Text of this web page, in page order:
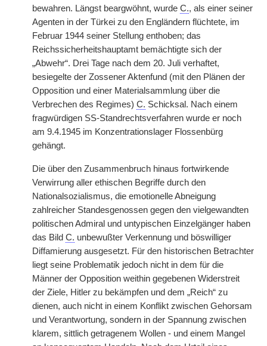
bewahren. Längst beargwöhnt, wurde C., als einer seiner
Agenten in der Türkei zu den Engländern flüchtete, im
Februar 1944 seiner Stellung enthoben; das
Reichssicherheitshauptamt bemächtigte sich der
„Abwehr“. Drei Tage nach dem 20. Juli verhaftet,
besiegelte der Zossener Aktenfund (mit den Plänen der
Opposition und einer Materialsammlung über die
Verbrechen des Regimes) C. Schicksal. Nach einem
fragwürdigen SS-Standrechtsverfahren wurde er noch
am 9.4.1945 im Konzentrationslager Flossenbürg
gehängt.
Die über den Zusammenbruch hinaus fortwirkende
Verwirrung aller ethischen Begriffe durch den
Nationalsozialismus, die emotionelle Abneigung
zahlreicher Standesgenossen gegen den vielgewandten
politischen Admiral und untypischen Einzelgänger haben
das Bild C. unbewußter Verkennung und böswilliger
Diffamierung ausgesetzt. Für den historischen Betrachter
liegt seine Problematik jedoch nicht in dem für die
Männer der Opposition weithin gegebenen Widerstreit
der Ziele, Hitler zu bekämpfen und dem „Reich“ zu
dienen, auch nicht in einem Konflikt zwischen Gehorsam
und Verantwortung, sondern in der Spannung zwischen
klarem, sittlich getragenem Wollen - und einem Mangel